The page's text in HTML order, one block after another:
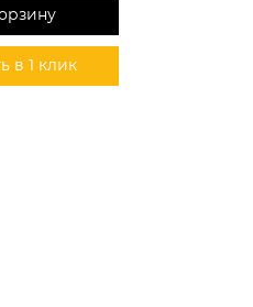
в 1 клик